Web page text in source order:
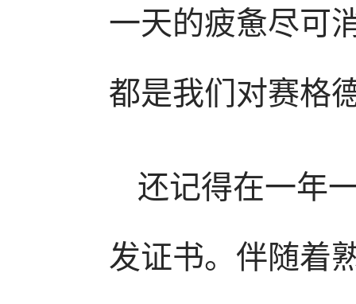
一天的疲惫尽可
都是我们对赛格
还记得在一年
发证书。伴随着